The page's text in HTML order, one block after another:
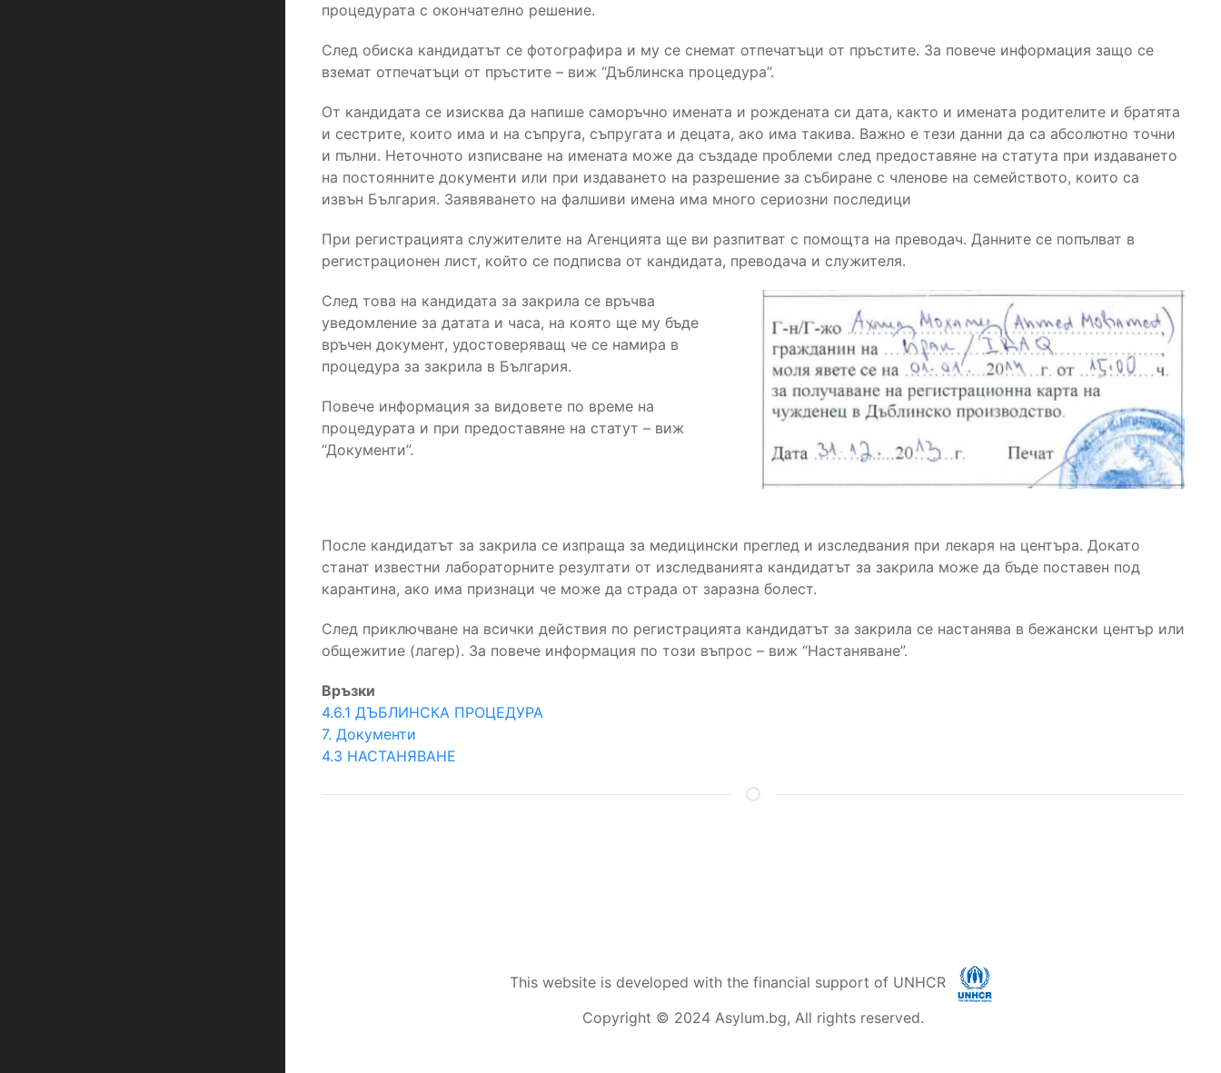
процедурата с окончателно решение.
След обиска кандидатът се фотографира и му се снемат отпечатъци от пръстите. За повече информация защо се
вземат отпечатъци от пръстите – виж “Дъблинска процедура”.
От кандидата се изисква да напише саморъчно имената и рождената си дата, както и имената родителите и братята
и сестрите, които има и на съпруга, съпругата и децата, ако има такива. Важно е тези данни да са абсолютно точни
и пълни. Неточното изписване на имената може да създаде проблеми след предоставяне на статута при издаването
на постоянните документи или при издаването на разрешение за събиране с членове на семейството, които са
извън България. Заявяването на фалшиви имена има много сериозни последици
При регистрацията служителите на Агенцията ще ви разпитват с помощта на преводач. Данните се попълват в
регистрационен лист, който се подписва от кандидата, преводача и служителя.
След това на кандидата за закрила се връчва
уведомление за датата и часа, на която ще му бъде
връчен документ, удостоверяващ че се намира в
процедура за закрила в България.
Повече информация за видовете по време на
процедурата и при предоставяне на статут – виж
“Документи”.
После кандидатът за закрила се изпраща за медицински преглед и изследвания при лекаря на центъра. Докато
станат известни лабораторните резултати от изследванията кандидатът за закрила може да бъде поставен под
карантина, ако има признаци че може да страда от заразна болест.
След приключване на всички действия по регистрацията кандидатът за закрила се настанява в бежански център или
общежитие (лагер). За повече информация по този въпрос – виж “Настаняване”.
Връзки
4.6.1 ДЪБЛИНСКА ПРОЦЕДУРА
7. Документи
4.3 НАСТАНЯВАНЕ
This website is developed with the financial support of UNHCR
Copyright © 2024 Asylum.bg, All rights reserved.